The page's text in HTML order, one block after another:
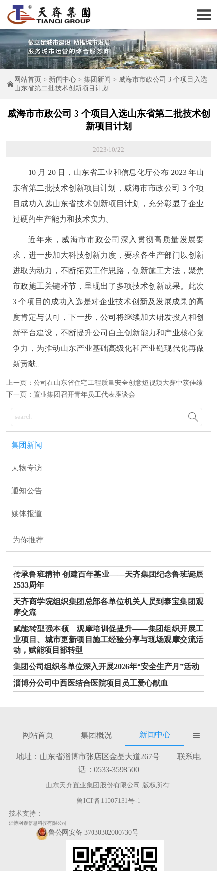


网站首页 > 新闻中心 > 集团新闻 > 威海市市政公司 3 个项目入选
山东省第二批技术创新项目计划
威海市市政公司 3 个项目入选山东省第二批技术创
新项目计划
2023/10/22
10 月 20 日，山东省工业和信息化厅公布 2023 年山
东省第二批技术创新项目计划，威海市市政公司 3 个项
目成功入选山东省技术创新项目计划，充分彰显了企业
过硬的生产能力和技术实力。
近年来，威海市市政公司深入贯彻高质量发展要
求，进一步加大科技创新力度，要求各生产部门以创新
进取为动力，不断拓宽工作思路，创新施工方法，聚焦
市政施工关键环节，呈现出了多项技术创新成果。此次
3 个项目的成功入选是对企业技术创新及发展成果的高
度肯定与认可，下一步，公司将继续加大研发投入和创
新平台建设，不断提升公司自主创新能力和产业核心竞
争力，为推动山东产业基础高级化和产业链现代化再做
新贡献。
上一页：公司在山东省住宅工程质量安全创意短视频大赛中获佳绩
下一页：置业集团召开青年员工代表座谈会

集团新闻
人物专访
通知公告
媒体报道
为你推荐
传承鲁班精神 创建百年基业——天齐集团纪念鲁班诞辰
2533周年
天齐商学院组织集团总部各单位机关人员到泰宝集团观
摩交流
赋能转型强本领 观摩培训促提升——集团组织开展工
业项目、城市更新项目施工经验分享与现场观摩交流活
动，赋能项目部转型
集团公司组织各单位深入开展2026年“安全生产月”活动
淄博分公司中西医结合医院项目员工爱心献血
网站首页 集团概况 新闻中心 
地址：山东省淄博市张店区金晶大道267号 联系电
话：0533-3598500
山东天齐置业集团股份有限公司 版权所有
鲁ICP备11007131号-1
技术支持：
淄博网泰信息科技有限公司
鲁公网安备 37030302000730号